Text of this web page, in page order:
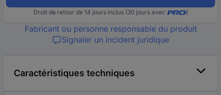
Droit de retour de 14 jours inclus (30 jours avec )
Fabricant ou personne responsable du produit
Signaler un incident juridique
Caractéristiques techniques